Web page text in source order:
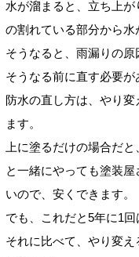
水が溜まると、立ち上
の割れている部分から水
そうなると、雨漏りの原
そうなる前に直す必要が
防水の直し方は、やり
ます。
上に塗るだけの場合だ
と一緒にやっても塗装
いので、安くできます。
でも、これだと5年に1回
それに比べて、やり変